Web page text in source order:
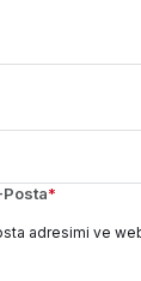
Posta*
adresimi ve